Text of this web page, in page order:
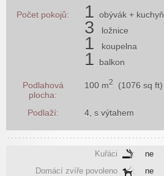
Počet pokojů: 1 obývák + kuchyň
3 ložnice
1 koupelna
1 balkon
Podlahová
plocha:
100 m2 (1076 sq ft)
Podlaží: 4, s výtahem
Kuřáci :
ne
Domácí zvíře povoleno
:
ne